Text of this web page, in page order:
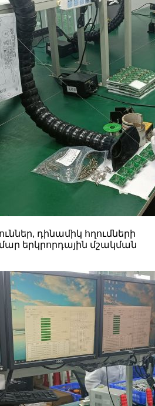
դինամիկ հղումների
երկրորդային մշակման